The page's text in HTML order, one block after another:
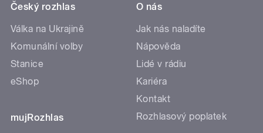
Český rozhlas
Válka na Ukrajině
Komunální volby
Stanice
eShop
mujRozhlas
O nás
Jak nás naladíte
Nápověda
Lidé v rádiu
Kariéra
Kontakt
Rozhlasový poplatek